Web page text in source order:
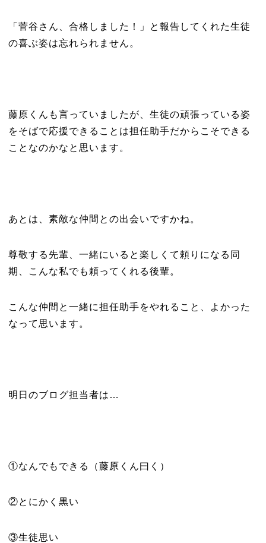
「菅谷さん、合格しました！」と報告してくれた生徒
の喜ぶ姿は忘れられません。
藤原くんも言っていましたが、生徒の頑張っている姿
をそばで応援できることは担任助手だからこそできる
ことなのかなと思います。
あとは、素敵な仲間との出会いですかね。
尊敬する先輩、一緒にいると楽しくて頼りになる同
期、こんな私でも頼ってくれる後輩。
こんな仲間と一緒に担任助手をやれること、よかった
なって思います。
明日のブログ担当者は…
①なんでもできる（藤原くん曰く）
②とにかく黒い
③生徒思い